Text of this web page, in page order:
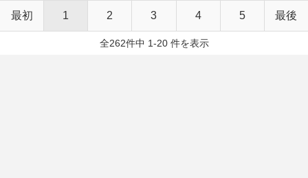
最初 1 2 3 4 5 最後
全262件中 1-20 件を表示